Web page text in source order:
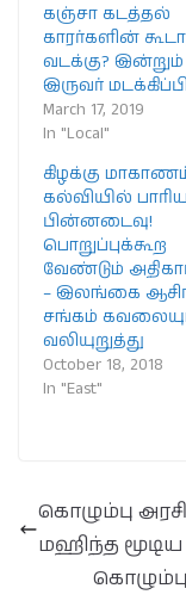
கஞ்சா கடத்தல்
காரர்களின்
வடக்கு? இன்றும்
இருவர்
March 17, 2019
In "Local"
கிழக்கு
கல்வியில் பாரிய
பின்னடைவு!
பொறுப்புக்கூற
வேண்டும்
– இலங்கை
சங்கம்
வலியுறுத்து
October 18, 2018
In "East"
கொழும்பு
மஹிந்த